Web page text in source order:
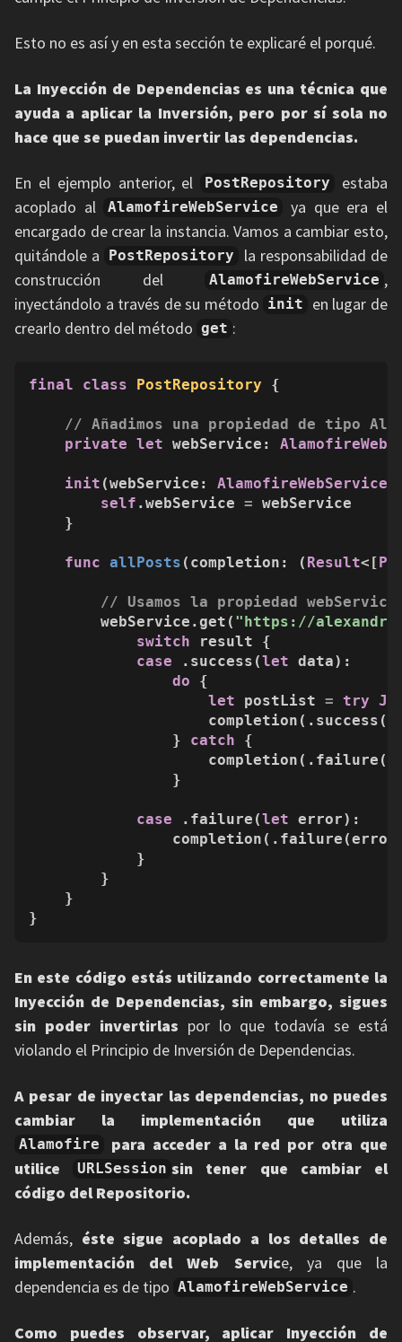
Esto no es así y en esta sección te explicaré el porqué.
La Inyección de Dependencias es una técnica que
ayuda a aplicar la Inversión, pero por sí sola no
hace que se puedan invertir las dependencias.
En el ejemplo anterior, el PostRepository
estaba
acoplado al
AlamofireWebService
ya que era el
encargado de crear la instancia. Vamos a cambiar esto,
quitándole a
PostRepository
la responsabilidad de
construcción del
AlamofireWebService ,
inyectándolo a través de su método init
en lugar de
crearlo dentro del método get :
final class PostRepository {
// Añadimos una propiedad de tipo
private let webService:
init (webService : AlamofireWebService
self .webService = webService
    }
func allPosts ( completion : ( Result<[
// Usamos la propiedad
        webService.get(
"https://
switch result {
case .success(let data):
do {
let postList = try
                }
catch {
                }
case .failure(let error):
            }
        }
    }
}
En este código estás utilizando correctamente la
Inyección de Dependencias, sin embargo, sigues
sin poder invertirlas por lo que todavía se está
violando el Principio de Inversión de Dependencias.
A pesar de inyectar las dependencias, no puedes
cambiar la implementación que utiliza
Alamofire
para acceder a la red por otra que
utilice
URLSession sin tener que cambiar el
código del Repositorio.
Además, éste sigue acoplado a los detalles de
implementación del Web Service, ya que la
dependencia es de tipo AlamofireWebService .
Como puedes observar, aplicar Inyección de